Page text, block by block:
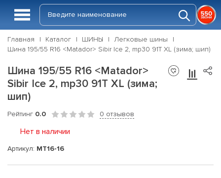
Главная Каталог ШИНЫ
Легковые шины
Шина 195/55 R16 <Matador> Sibir Ice 2, mp30 91T XL (зима; шип)
Шина 195/55 R16 <Matador>
Sibir Ice 2, mp30 91T XL (зима;
шип)
Рейтинг 0.0 0 отзывов
Нет в наличии
Артикул: MT16-16